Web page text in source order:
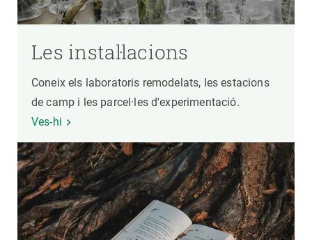
Les instal·lacions
Coneix els laboratoris remodelats, les estacions
de camp i les parcel·les d'experimentació.
Ves-hi